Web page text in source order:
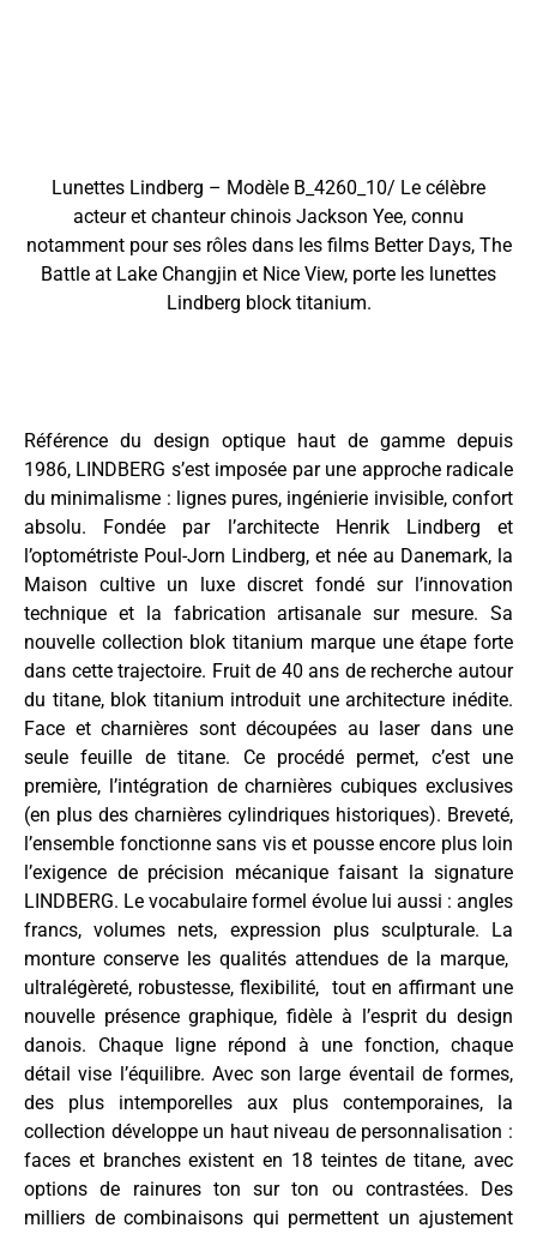
Lunettes Lindberg – Modèle B_4260_10/ Le célèbre
acteur et chanteur chinois Jackson Yee, connu
notamment pour ses rôles dans les films Better Days, The
Battle at Lake Changjin et Nice View, porte les lunettes
Lindberg block titanium.
Référence du design optique haut de gamme depuis
1986, LINDBERG s’est imposée par une approche radicale
du minimalisme : lignes pures, ingénierie invisible, confort
absolu. Fondée par l’architecte Henrik Lindberg et
l’optométriste Poul-Jorn Lindberg, et née au Danemark, la
Maison cultive un luxe discret fondé sur l’innovation
technique et la fabrication artisanale sur mesure. Sa
nouvelle collection blok titanium marque une étape forte
dans cette trajectoire. Fruit de 40 ans de recherche autour
du titane, blok titanium introduit une architecture inédite.
Face et charnières sont découpées au laser dans une
seule feuille de titane. Ce procédé permet, c’est une
première, l’intégration de charnières cubiques exclusives
(en plus des charnières cylindriques historiques). Breveté,
l’ensemble fonctionne sans vis et pousse encore plus loin
l’exigence de précision mécanique faisant la signature
LINDBERG. Le vocabulaire formel évolue lui aussi : angles
francs, volumes nets, expression plus sculpturale. La
monture conserve les qualités attendues de la marque,
ultralégèreté, robustesse, flexibilité, tout en affirmant une
nouvelle présence graphique, fidèle à l’esprit du design
danois. Chaque ligne répond à une fonction, chaque
détail vise l’équilibre. Avec son large éventail de formes,
des plus intemporelles aux plus contemporaines, la
collection développe un haut niveau de personnalisation :
faces et branches existent en 18 teintes de titane, avec
options de rainures ton sur ton ou contrastées. Des
milliers de combinaisons qui permettent un ajustement